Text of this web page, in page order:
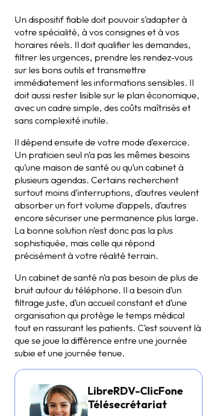
Un dispositif fiable doit pouvoir s’adapter à
votre spécialité, à vos consignes et à vos
horaires réels. Il doit qualifier les demandes,
filtrer les urgences, prendre les rendez-vous
sur les bons outils et transmettre
immédiatement les informations sensibles. Il
doit aussi rester lisible sur le plan économique,
avec un cadre simple, des coûts maîtrisés et
sans complexité inutile.
Il dépend ensuite de votre mode d’exercice.
Un praticien seul n’a pas les mêmes besoins
qu’une maison de santé ou qu’un cabinet à
plusieurs agendas. Certains recherchent
surtout moins d’interruptions, d’autres veulent
absorber un fort volume d’appels, d’autres
encore sécuriser une permanence plus large.
La bonne solution n’est donc pas la plus
sophistiquée, mais celle qui répond
précisément à votre réalité terrain.
Un cabinet de santé n’a pas besoin de plus de
bruit autour du téléphone. Il a besoin d’un
filtrage juste, d’un accueil constant et d’une
organisation qui protège le temps médical
tout en rassurant les patients. C’est souvent là
que se joue la différence entre une journée
subie et une journée tenue.
LibreRDV-ClicFone
Télésecrétariat